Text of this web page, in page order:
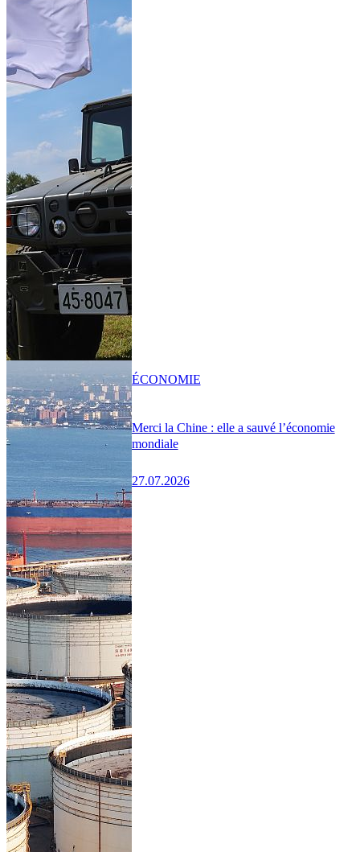
Merci la Chine : elle a sauvé l’économie
mondiale
27.07.2026
ÉCONOMIE